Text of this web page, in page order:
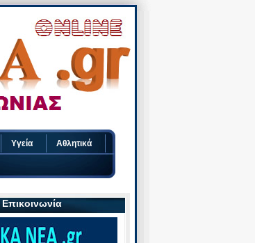
Υγεία Αθλητικά